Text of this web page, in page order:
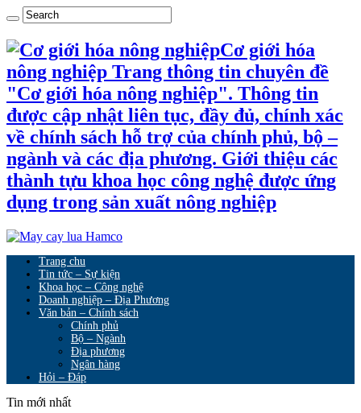
Cơ giới hóa
nông nghiệp Trang thông tin chuyên đề
"Cơ giới hóa nông nghiệp". Thông tin
được cập nhật liên tục, đầy đủ, chính xác
về chính sách hỗ trợ của chính phủ, bộ –
ngành và các địa phương. Giới thiệu các
thành tựu khoa học công nghệ được ứng
dụng trong sản xuất nông nghiệp
Trang chu
Tin tức – Sự kiện
Khoa học – Công nghệ
Doanh nghiệp – Địa Phương
Văn bản – Chính sách
Chính phủ
Bộ – Ngành
Địa phương
Ngân hàng
Hỏi – Đáp
Tin mới nhất